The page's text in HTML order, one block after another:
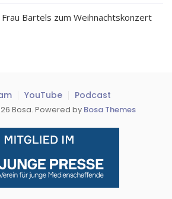
Frau Bartels zum Weihnachtskonzert
YouTube Podcast
Bosa. Powered by Bosa Themes